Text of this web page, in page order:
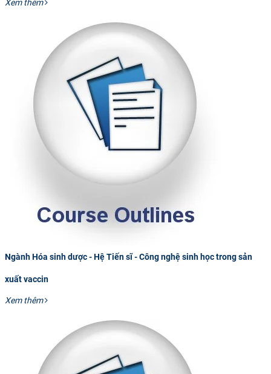
Xem thêm
Ngành Hóa sinh dược - Hệ Tiến sĩ - Công nghệ sinh học trong sản
xuất vaccin
Xem thêm